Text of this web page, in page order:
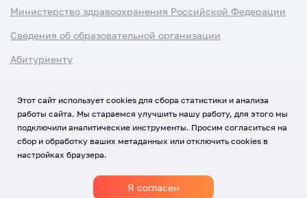
Министерство здравоохранения Российской Федерации
Сведения об образовательной организации
Абитуриенту
Использование Cookies
Политика обработки персональных данных
Этот сайт использует cookies для сбора статистики и анализа
работы сайта. Мы стараемся улучшить нашу работу, для этого мы
подключили аналитические инструменты. Просим согласиться на
сбор и обработку ваших метаданных или отключить cookies в
настройках браузера.
Я согласен